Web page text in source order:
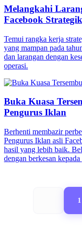
Melangkahi
Facebook
Temui rangka kerja
yang mampan pada
dan larangan dengan
operasi.
Buka Kuasa
Pengurus Iklan
Berhenti membazir
Pengurus Iklan asli
hasil yang lebih baik.
dengan berkesan
1